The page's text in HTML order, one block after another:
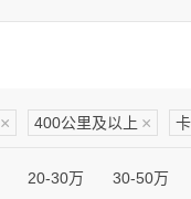
× 400公里及以上 ×
20-30万 30-50万